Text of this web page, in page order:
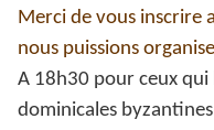
Merci de vous inscrire
nous puissions
A 18h30 pour ceux qui
dominicales